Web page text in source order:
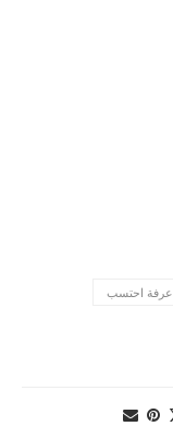
عرفة احتسب